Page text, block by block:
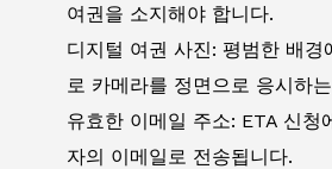
여권을 소지해야 합니다.
디지털 여권 사진: 평범한 배경
로 카메라를 정면으로 응시하
유효한 이메일 주소: ETA 신청
자의 이메일로 전송됩니다.